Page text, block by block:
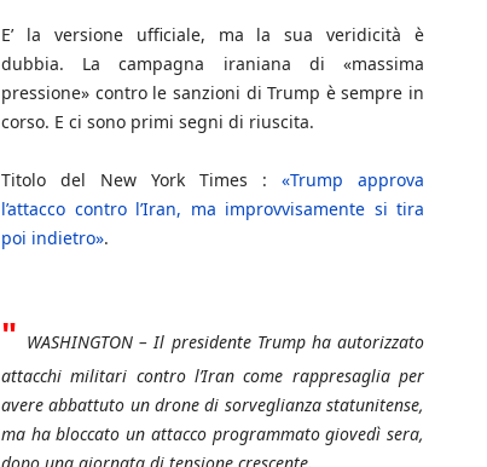
E’ la versione ufficiale, ma la sua veridicità è
dubbia. La campagna iraniana di «massima
pressione» contro le sanzioni di Trump è sempre in
corso. E ci sono primi segni di riuscita.
Titolo del New York Times : «Trump approva
l’attacco contro l’Iran, ma improvvisamente si tira
poi indietro».
" WASHINGTON – Il presidente Trump ha autorizzato
attacchi militari contro l’Iran come rappresaglia per
avere abbattuto un drone di sorveglianza statunitense,
ma ha bloccato un attacco programmato giovedì sera,